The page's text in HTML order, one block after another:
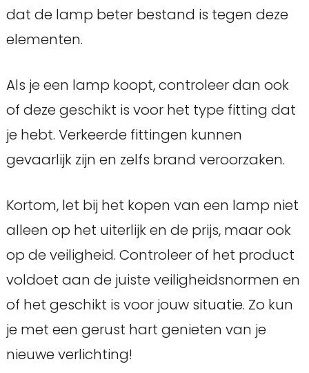
dat de lamp beter bestand is tegen deze
elementen.
Als je een lamp koopt, controleer dan ook
of deze geschikt is voor het type fitting dat
je hebt. Verkeerde fittingen kunnen
gevaarlijk zijn en zelfs brand veroorzaken.
Kortom, let bij het kopen van een lamp niet
alleen op het uiterlijk en de prijs, maar ook
op de veiligheid. Controleer of het product
voldoet aan de juiste veiligheidsnormen en
of het geschikt is voor jouw situatie. Zo kun
je met een gerust hart genieten van je
nieuwe verlichting!